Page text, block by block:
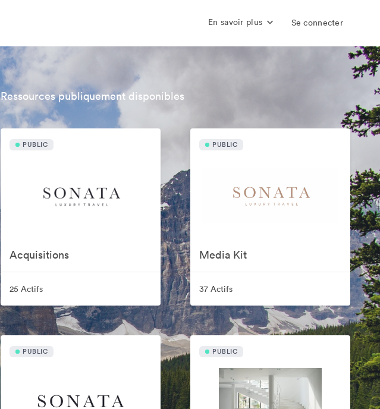
En savoir plus Se connecter
Ressources publiquement disponibles
PUBLIC
Acquisitions
25 Actifs
PUBLIC
Media Kit
37 Actifs
PUBLIC PUBLIC